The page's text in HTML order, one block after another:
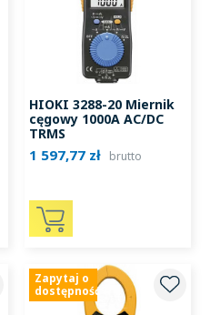
HIOKI 3288-20 Miernik
cęgowy 1000A AC/DC
TRMS
1 597,77 zł brutto
Zapytaj o
dostępność